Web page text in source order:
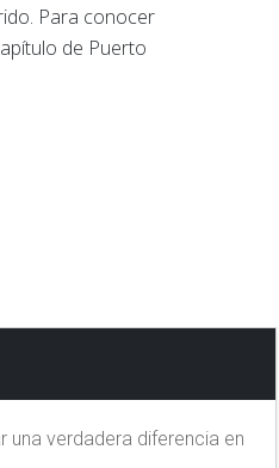
Para conocer
de Puerto
una verdadera diferencia en